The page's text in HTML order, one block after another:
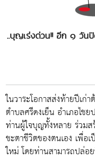
..บุญเร่งด่วน!! อีก ๑ วั
ในวาระโอกาสส่งท้ายปีเ
ตำบลศรีดงเย็น อำเภอไช
ท่านผู้ใจบุญทั้งหลาย ร่วม
ชะตาชีวิตของตนเอง เพื่อ
ใหม่ โดยท่านสามารถปล่อ